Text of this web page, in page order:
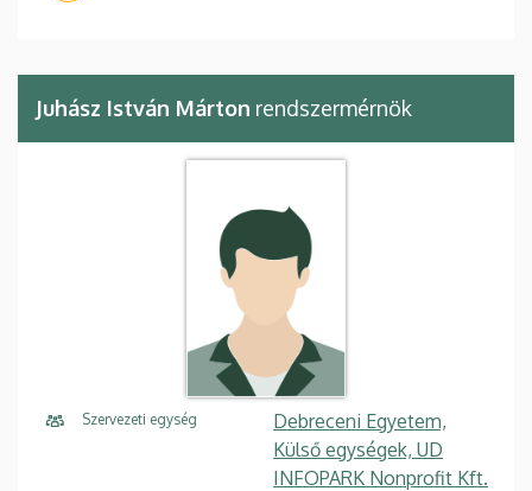
Juhász István Márton rendszermérnök
Szervezeti egység
Debreceni Egyetem,
Külső egységek, UD
INFOPARK Nonprofit Kft.